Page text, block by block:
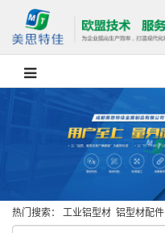
热门搜索： 工业铝型材 铝型材配件